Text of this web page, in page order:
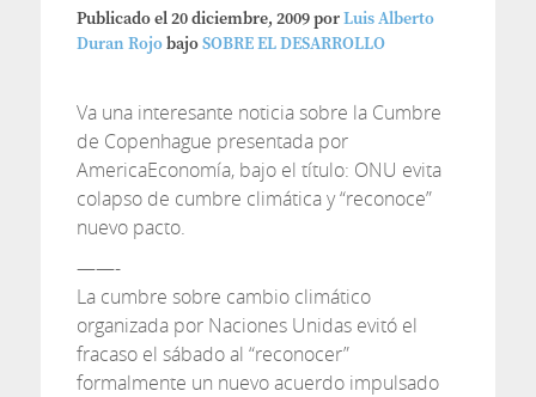
Publicado el20 diciembre, 2009porLuis Alberto
Duran RojobajoSOBRE EL DESARROLLO
Va una interesante noticia sobre la Cumbre
de Copenhague presentada por
AmericaEconomía, bajo el título: ONU evita
colapso de cumbre climática y “reconoce”
nuevo pacto.
——-
La cumbre sobre cambio climático
organizada por Naciones Unidas evitó el
fracaso el sábado al “reconocer”
formalmente un nuevo acuerdo impulsado